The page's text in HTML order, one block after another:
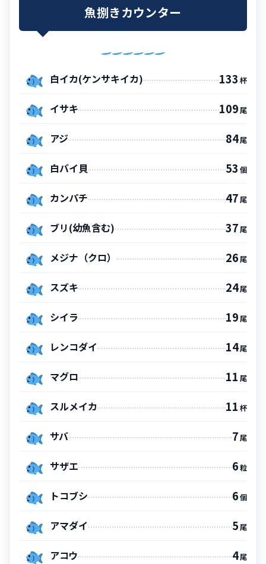
魚捌きカウンター
白イカ(ケンサキイカ) 133 杯
イサキ 109尾
アジ 84尾
白バイ貝 53 個
カンパチ 47尾
ブリ(幼魚含む) 37尾
メジナ（クロ） 26尾
スズキ 24尾
シイラ 19尾
レンコダイ 14尾
マグロ 11 尾
スルメイカ 11 杯
サバ 7尾
サザエ 6粒
トコブシ 6個
アマダイ 5尾
アコウ 4尾